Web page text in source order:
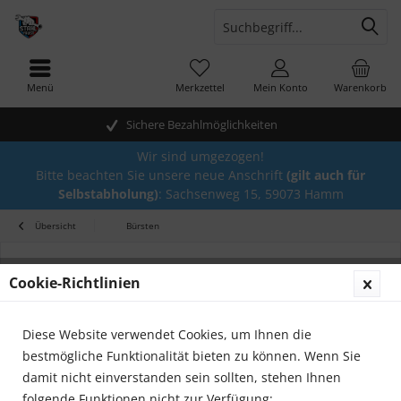
Sichere Bezahlmöglichkeiten
Warenkorb
Merkzettel Mein Konto
Menü
Wir sind umgezogen!
Bitte beachten Sie unsere neue Anschrift (gilt auch für
Selbstabholung): Sachsenweg 15, 59073 Hamm
Übersicht Bürsten
Cookie-Richtlinien
Diese Website verwendet Cookies, um Ihnen die
bestmögliche Funktionalität bieten zu können. Wenn Sie
damit nicht einverstanden sein sollten, stehen Ihnen